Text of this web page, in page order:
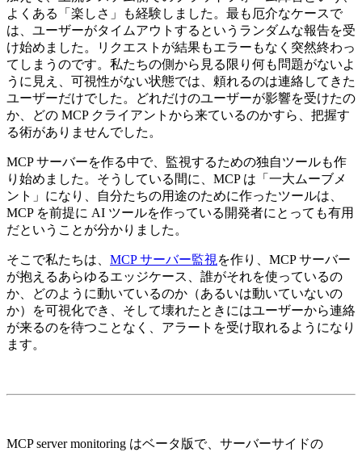
よくある「楽しさ」も経験しました。最も厄介なケースで
は、ユーザーがタイムアウトするというランダムな報告を受
け始めました。リクエストが結果もエラーもなく突然終わっ
てしまうのです。私たちの側から見る限り何も問題がないよ
うに見え、可視性がない状態では、頼れるのは連絡してきた
ユーザーだけでした。どれだけのユーザーが影響を受けたの
か、どの MCP クライアントから来ているのかすら、把握す
る術がありませんでした。
MCP サーバーを作る中で、監視するための独自ツールも作
り始めました。そうしている間に、MCP は「一大ムーブメ
ント」になり、自分たちの用途のために作ったツールは、
MCP を前提に AI ツールを作っている開発者にとっても有用
だということが分かりました。
そこで私たちは、 MCP サーバー監視 を作り、MCP サーバー
が抱えるあらゆるエッジケース、誰がそれを使っているの
か、どのように動いているのか（あるいは動いていないの
か）を可視化でき、そして壊れたときにはユーザーから連絡
が来るのを待つことなく、アラートを受け取れるようになり
ます。
MCP server monitoring はベータ版で、サーバーサイドの